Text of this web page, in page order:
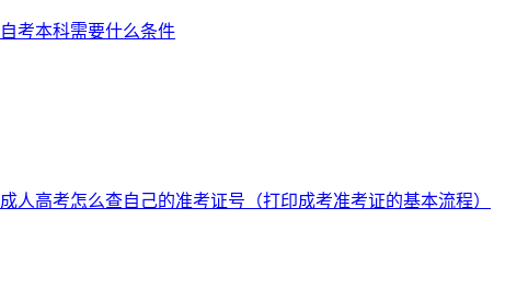
自考本科需要什么条件
成人高考怎么查自己的准考证号（打印成考准考证的基本流程）